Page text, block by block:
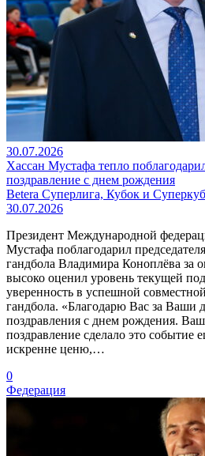
30.07.2026
Хассан Мустафа тепло
поздравление с днем рождения
Betera Суперлига, Кубок и
30.07.2026
Президент Международной
Мустафа поблагодарил
гандбола Владимира Коноплёва за
высоко оценил уровень текущей
уверенность в успешной
гандбола. «Благодарю Вас за Ваши
поздравления с днем рождения.
поздравление сделало это событие
искренне ценю,…
0
Федерация